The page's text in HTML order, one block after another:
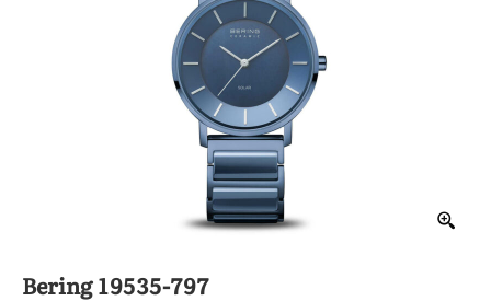
Bering 19535-797